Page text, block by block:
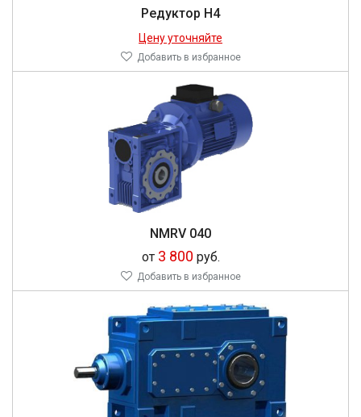
Редуктор Н4
Цену уточняйте
Добавить в избранное
NMRV 040
от 3 800 руб.
Добавить в избранное